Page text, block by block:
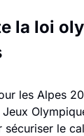
la loi
les Alpes
le